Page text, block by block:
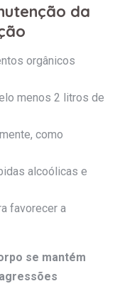
da
orgânicos
menos 2 litros de
como
alcoólicas e
favorecer a
se mantém